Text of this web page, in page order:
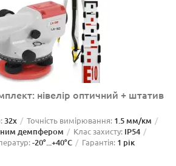
нівелір оптичний + штатив
32x Точність вимірювання: 1.5 мм/км
демпфером Клас захисту: IP54
-20°...+40°C Гарантія: 1 рік